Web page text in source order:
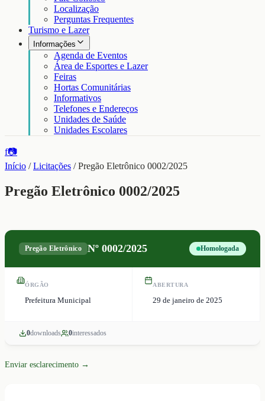
Localização
Perguntas Frequentes
Turismo e Lazer
Informações
Agenda de Eventos
Área de Esportes e Lazer
Feiras
Hortas Comunitárias
Informativos
Telefones e Endereços
Unidades de Saúde
Unidades Escolares
f📷
Início /Licitações /Pregão Eletrônico 0002/2025
Pregão Eletrônico 0002/2025
Pregão Eletrônico Nº0002/2025 Homologada
ÓRGÃO
Prefeitura Municipal
ABERTURA
29 de janeiro de 2025
0downloads 0interessados
Enviar esclarecimento →